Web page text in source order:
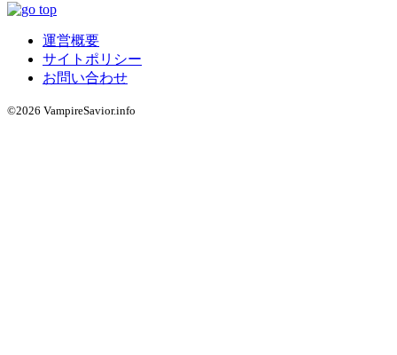
運営概要
サイトポリシー
お問い合わせ
©2026 VampireSavior.info